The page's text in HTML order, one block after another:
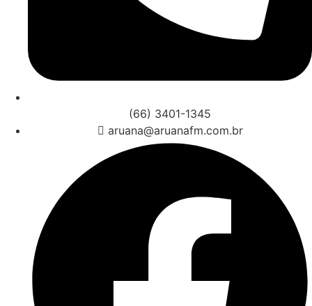
(66) 3401-1345
aruana@aruanafm.com.br